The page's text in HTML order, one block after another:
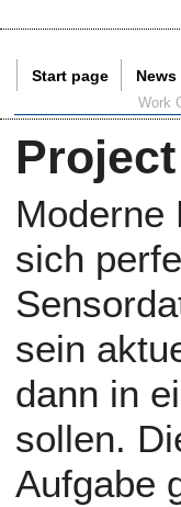
Start page News
Work
Moderne
sich
sein
dann in
sollen.
Aufgabe